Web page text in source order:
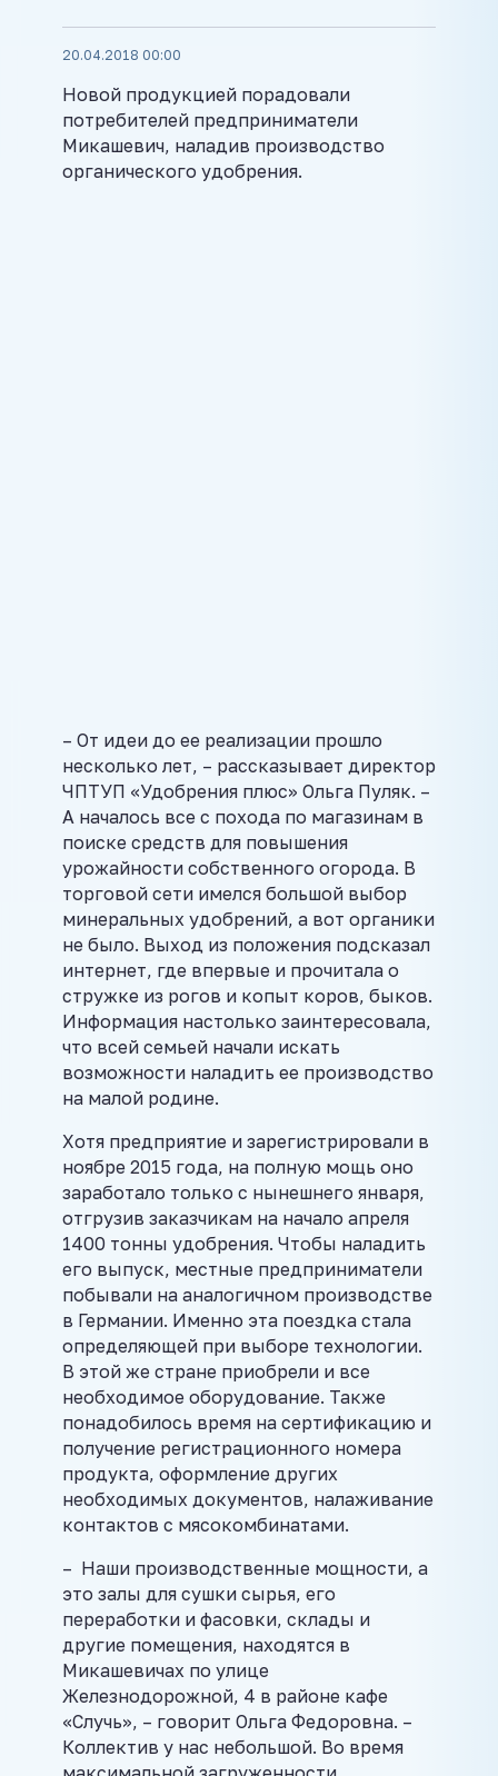
20.04.2018 00:00
Новой продукцией порадовали
потребителей предприниматели
Микашевич, наладив производство
органического удобрения.
– От идеи до ее реализации прошло
несколько лет, – рассказывает директор
ЧПТУП «Удобрения плюс» Ольга Пуляк. –
А началось все с похода по магазинам в
поиске средств для повышения
урожайности собственного огорода. В
торговой сети имелся большой выбор
минеральных удобрений, а вот органики
не было. Выход из положения подсказал
интернет, где впервые и прочитала о
стружке из рогов и копыт коров, быков.
Информация настолько заинтересовала,
что всей семьей начали искать
возможности наладить ее производство
на малой родине.
Хотя предприятие и зарегистрировали в
ноябре 2015 года, на полную мощь оно
заработало только с нынешнего января,
отгрузив заказчикам на начало апреля
1400 тонны удобрения. Чтобы наладить
его выпуск, местные предприниматели
побывали на аналогичном производстве
в Германии. Именно эта поездка стала
определяющей при выборе технологии.
В этой же стране приобрели и все
необходимое оборудование. Также
понадобилось время на сертификацию и
получение регистрационного номера
продукта, оформление других
необходимых документов, налаживание
контактов с мясокомбинатами.
– Наши производственные мощности, а
это залы для сушки сырья, его
переработки и фасовки, склады и
другие помещения, находятся в
Микашевичах по улице
Железнодорожной, 4 в районе кафе
«Случь», – говорит Ольга Федоровна. –
Коллектив у нас небольшой. Во время